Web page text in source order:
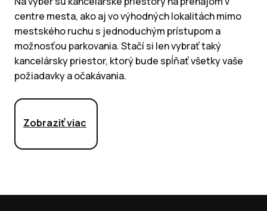
centre mesta, ako aj vo výhodných lokalitách mimo
mestského ruchu s jednoduchým prístupom a
možnosťou parkovania. Stačí si len vybrať taký
kancelársky priestor, ktorý bude spĺňať všetky vaše
požiadavky a očakávania.
Zobraziť viac